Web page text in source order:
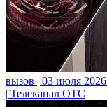
вызов | 03 июля
| Телеканал ОТС